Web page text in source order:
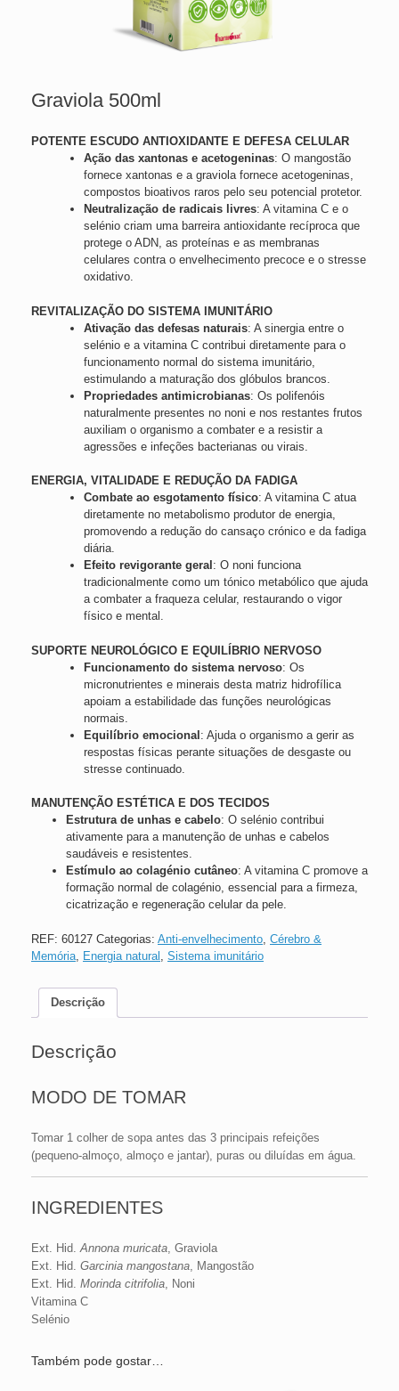
Graviola 500ml
POTENTE ESCUDO ANTIOXIDANTE E DEFESA CELULAR
Ação das xantonas e acetogeninas: O mangostão
fornece xantonas e a graviola fornece acetogeninas,
compostos bioativos raros pelo seu potencial protetor.
Neutralização de radicais livres: A vitamina C e o
selénio criam uma barreira antioxidante recíproca que
protege o ADN, as proteínas e as membranas
celulares contra o envelhecimento precoce e o stresse
oxidativo.
REVITALIZAÇÃO DO SISTEMA IMUNITÁRIO
Ativação das defesas naturais: A sinergia entre o
selénio e a vitamina C contribui diretamente para o
funcionamento normal do sistema imunitário,
estimulando a maturação dos glóbulos brancos.
Propriedades antimicrobianas: Os polifenóis
naturalmente presentes no noni e nos restantes frutos
auxiliam o organismo a combater e a resistir a
agressões e infeções bacterianas ou virais.
ENERGIA, VITALIDADE E REDUÇÃO DA FADIGA
Combate ao esgotamento físico: A vitamina C atua
diretamente no metabolismo produtor de energia,
promovendo a redução do cansaço crónico e da fadiga
diária.
Efeito revigorante geral : O noni funciona
tradicionalmente como um tónico metabólico que ajuda
a combater a fraqueza celular, restaurando o vigor
físico e mental.
SUPORTE NEUROLÓGICO E EQUILÍBRIO NERVOSO
Funcionamento do sistema nervoso: Os
micronutrientes e minerais desta matriz hidrofílica
apoiam a estabilidade das funções neurológicas
normais.
Equilíbrio emocional: Ajuda o organismo a gerir as
respostas físicas perante situações de desgaste ou
stresse continuado.
MANUTENÇÃO ESTÉTICA E DOS TECIDOS
Estrutura de unhas e cabelo: O selénio contribui
ativamente para a manutenção de unhas e cabelos
saudáveis e resistentes.
Estímulo ao colagénio cutâneo: A vitamina C promove a
formação normal de colagénio, essencial para a firmeza,
cicatrização e regeneração celular da pele.
REF: 60127 Categorias: Anti-envelhecimento Cérebro &
Memória Energia natural Sistema imunitário
Descrição
Descrição
MODO DE TOMAR
Tomar 1 colher de sopa antes das 3 principais refeições
(pequeno-almoço, almoço e jantar), puras ou diluídas em água.
INGREDIENTES
Ext. Hid. Annona muricata , Graviola
Ext. Hid. Garcinia mangostana , Mangostão
Ext. Hid. Morinda citrifolia , Noni
Vitamina C
Selénio
Também pode gostar…